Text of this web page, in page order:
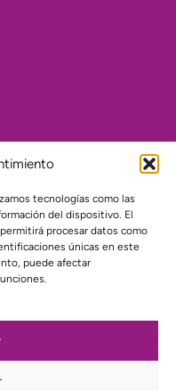
tecnologías como las
del dispositivo. El
procesar datos como
únicas en este
puede afectar